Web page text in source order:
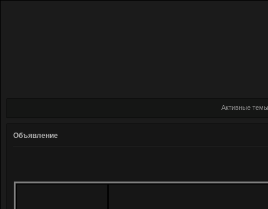
Активные темы
Объявление